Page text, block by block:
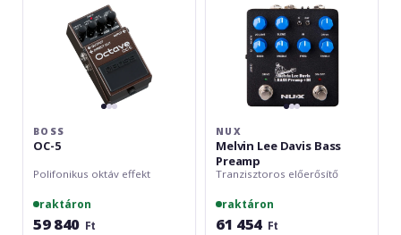
BOSS
OC-5
Polifonikus oktáv effekt
raktáron
59 840 Ft
NUX
Melvin Lee Davis Bass
Preamp
Tranzisztoros előerősítő
raktáron
61 454 Ft